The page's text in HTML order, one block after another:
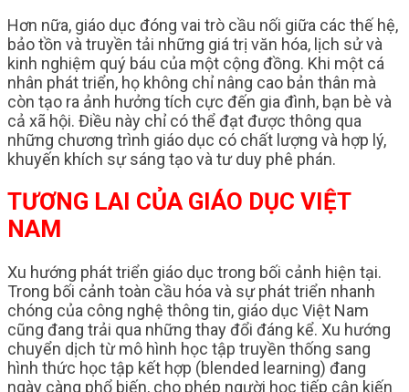
Hơn nữa, giáo dục đóng vai trò cầu nối giữa các thế hệ,
bảo tồn và truyền tải những giá trị văn hóa, lịch sử và
kinh nghiệm quý báu của một cộng đồng. Khi một cá
nhân phát triển, họ không chỉ nâng cao bản thân mà
còn tạo ra ảnh hưởng tích cực đến gia đình, bạn bè và
cả xã hội. Điều này chỉ có thể đạt được thông qua
những chương trình giáo dục có chất lượng và hợp lý,
khuyến khích sự sáng tạo và tư duy phê phán.
TƯƠNG LAI CỦA GIÁO DỤC VIỆT
NAM
Xu hướng phát triển giáo dục trong bối cảnh hiện tại.
Trong bối cảnh toàn cầu hóa và sự phát triển nhanh
chóng của công nghệ thông tin, giáo dục Việt Nam
cũng đang trải qua những thay đổi đáng kể. Xu hướng
chuyển dịch từ mô hình học tập truyền thống sang
hình thức học tập kết hợp (blended learning) đang
ngày càng phổ biến, cho phép người học tiếp cận kiến